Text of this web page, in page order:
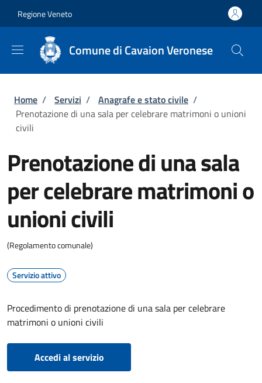
Regione Veneto
Comune di Cavaion Veronese
Briciole di pane
Home / Servizi / Anagrafe e stato civile /
Prenotazione di una sala per celebrare matrimoni o unioni
civili
Prenotazione di una sala
per celebrare matrimoni o
unioni civili
(Regolamento comunale)
Servizio attivo
Procedimento di prenotazione di una sala per celebrare
matrimoni o unioni civili
Accedi al servizio